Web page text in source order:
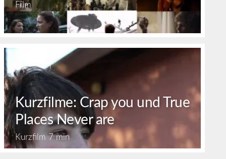
Film
Kurzfilme: Crap you und True
Places Never are
Kurzfilm7 min